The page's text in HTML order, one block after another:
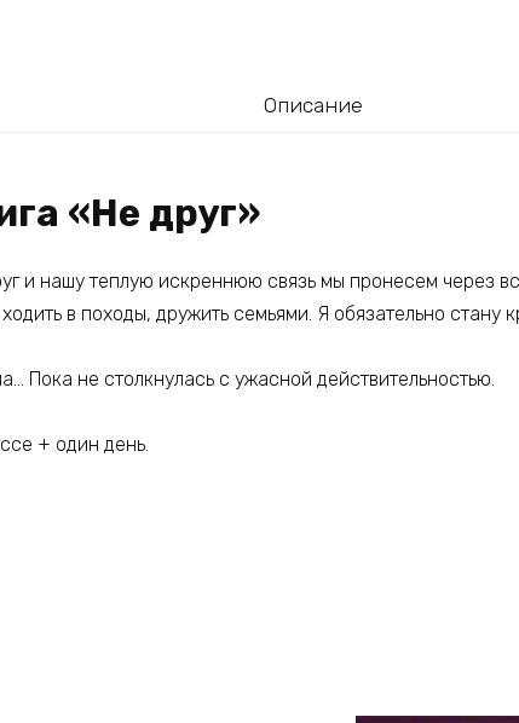
Описание
«Не друг»
и нашу теплую искреннюю связь мы пронесем через
в походы, дружить семьями. Я обязательно стану
Пока не столкнулась с ужасной действительностью.
+ один день.